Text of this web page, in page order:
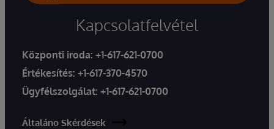
Kapcsolatfelvétel
Központi iroda: +1-617-621-0700
Értékesítés: +1-617-370-4570
Ügyfélszolgálat: +1-617-621-0700
Általáno Skérdések